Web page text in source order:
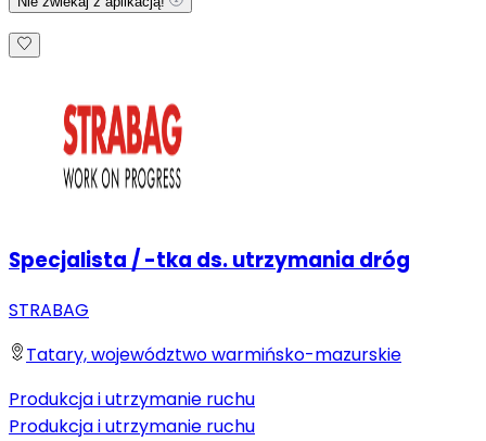
Specjalista / -tka ds. utrzymania dróg
STRABAG
Tatary, województwo warmińsko-mazurskie
Produkcja i utrzymanie ruchu
Produkcja i utrzymanie ruchu